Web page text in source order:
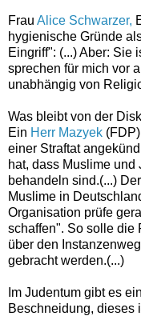
Frau Alice Schwarzer,
hygienische Gründe
Eingriff": (...) Aber: Sie
sprechen für mich vor
unabhängig von
Was bleibt von der
Ein Herr Mazyek
einer Straftat
hat, dass Muslime
behandeln sind.(...)
Muslime in
Organisation prüfe
schaffen". So solle die
über den
gebracht werden.(...)
Im Judentum gibt es
Beschneidung, dieses